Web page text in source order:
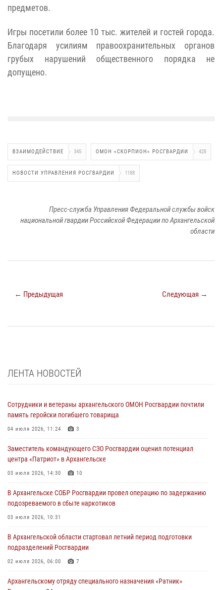
предметов.
Игры посетили более 10 тыс. жителей и гостей города.
Благодаря усилиям правоохранительных органов
грубых нарушений общественного порядка не
допущено.
ВЗАИМОДЕЙСТВИЕ 345 ОМОН «СКОРПИОН» РОСГВАРДИИ 428
НОВОСТИ УПРАВЛЕНИЯ РОСГВАРДИИ 1188
Пресс-служба Управления Федеральной службы войск
национальной гвардии Российской Федерации по Архангельской
области
← Предыдущая Следующая →
ЛЕНТА НОВОСТЕЙ
Сотрудники и ветераны архангельского ОМОН Росгвардии почтили
память геройски погибшего товарища
04 июля 2026, 11:24 3
Заместитель командующего СЗО Росгвардии оценил потенциал
центра «Патриот» в Архангельске
03 июля 2026, 14:30 10
В Архангельске СОБР Росгвардии провел операцию по задержанию
подозреваемого в сбыте наркотиков
03 июля 2026, 10:31
В Архангельской области стартовал летний период подготовки
подразделений Росгвардии
02 июля 2026, 06:00 7
Архангельскому отряду специального назначения «Ратник»